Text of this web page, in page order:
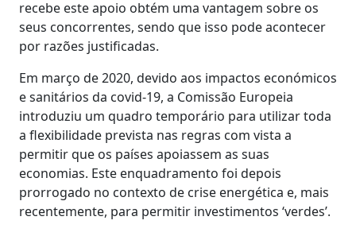
recebe este apoio obtém uma vantagem sobre os
seus concorrentes, sendo que isso pode acontecer
por razões justificadas.
Em março de 2020, devido aos impactos económicos
e sanitários da covid-19, a Comissão Europeia
introduziu um quadro temporário para utilizar toda
a flexibilidade prevista nas regras com vista a
permitir que os países apoiassem as suas
economias. Este enquadramento foi depois
prorrogado no contexto de crise energética e, mais
recentemente, para permitir investimentos ‘verdes’.